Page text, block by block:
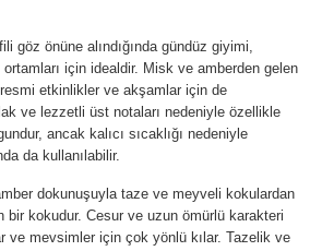
göz önüne alındığında gündüz giyimi,
için idealdir. Misk ve amberden gelen
etkinlikler ve akşamlar için de
ve lezzetli üst notaları nedeniyle özellikle
ancak kalıcı sıcaklığı nedeniyle
da kullanılabilir.
dokunuşuyla taze ve meyveli kokulardan
bir kokudur. Cesur ve uzun ömürlü karakteri
ve mevsimler için çok yönlü kılar. Tazelik ve